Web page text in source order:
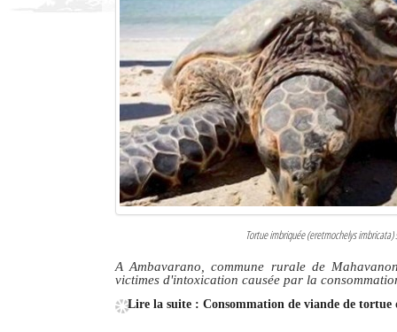
Le Nord de Madagascar
Tortue imbriquée (eretmochelys
A Ambavarano, commune rurale de
victimes d'intoxication causée par la
Lire la suite : Consommation de viande de